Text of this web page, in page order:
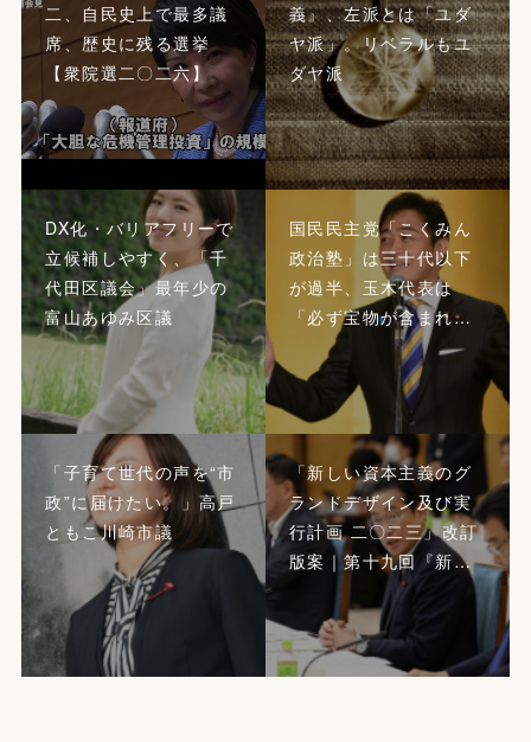
二、自民史上で最多議
席、歴史に残る選挙
【衆院選二〇二六】
義』、左派とは「ユダ
ヤ派」。リベラルもユ
ダヤ派
DX化・バリアフリーで
立候補しやすく、「千
代田区議会」最年少の
富山あゆみ区議
国民民主党「こくみん
政治塾」は三十代以下
が過半、玉木代表は
「必ず宝物が含まれ…
「子育て世代の声を“市
政”に届けたい。」高戸
ともこ川崎市議
「新しい資本主義のグ
ランドデザイン及び実
行計画 二〇二三」改訂
版案｜第十九回『新…